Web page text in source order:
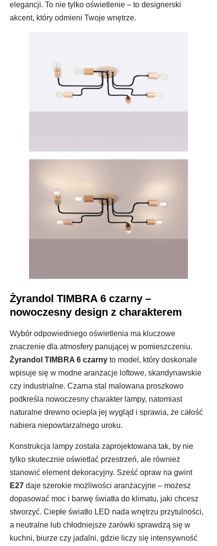
elegancji. To nie tylko oświetlenie – to designerski
akcent, który odmieni Twoje wnętrze.
Żyrandol TIMBRA 6 czarny –
nowoczesny design z charakterem
Wybór odpowiedniego oświetlenia ma kluczowe
znaczenie dla atmosfery panującej w pomieszczeniu.
Żyrandol TIMBRA 6 czarny to model, który doskonale
wpisuje się w modne aranżacje loftowe, skandynawskie
czy industrialne. Czarna stal malowana proszkowo
podkreśla nowoczesny charakter lampy, natomiast
naturalne drewno ociepla jej wygląd i sprawia, że całość
nabiera niepowtarzalnego uroku.
Konstrukcja lampy została zaprojektowana tak, by nie
tylko skutecznie oświetlać przestrzeń, ale również
stanowić element dekoracyjny. Sześć opraw na gwint
E27 daje szerokie możliwości aranżacyjne – możesz
dopasować moc i barwę światła do klimatu, jaki chcesz
stworzyć. Ciepłe światło LED nada wnętrzu przytulności,
a neutralne lub chłodniejsze żarówki sprawdzą się w
kuchni, biurze czy jadalni, gdzie liczy się intensywność